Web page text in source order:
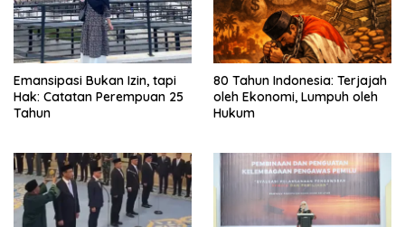
Emansipasi Bukan Izin, tapi
Hak: Catatan Perempuan 25
Tahun
80 Tahun Indonesia: Terjajah
oleh Ekonomi, Lumpuh oleh
Hukum